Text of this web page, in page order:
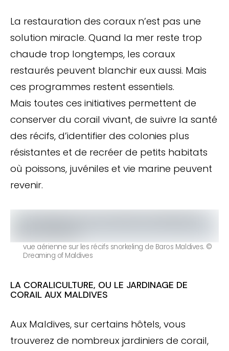
La restauration des coraux n’est pas une
solution miracle. Quand la mer reste trop
chaude trop longtemps, les coraux
restaurés peuvent blanchir eux aussi. Mais
ces programmes restent essentiels.
Mais toutes ces initiatives permettent de
conserver du corail vivant, de suivre la santé
des récifs, d’identifier des colonies plus
résistantes et de recréer de petits habitats
où poissons, juvéniles et vie marine peuvent
revenir.
vue aérienne sur les récifs snorkeling de Baros Maldives. ©
Dreaming of Maldives
LA CORALICULTURE, OU LE JARDINAGE DE
CORAIL AUX MALDIVES
Aux Maldives, sur certains hôtels, vous
trouverez de nombreux jardiniers de corail,